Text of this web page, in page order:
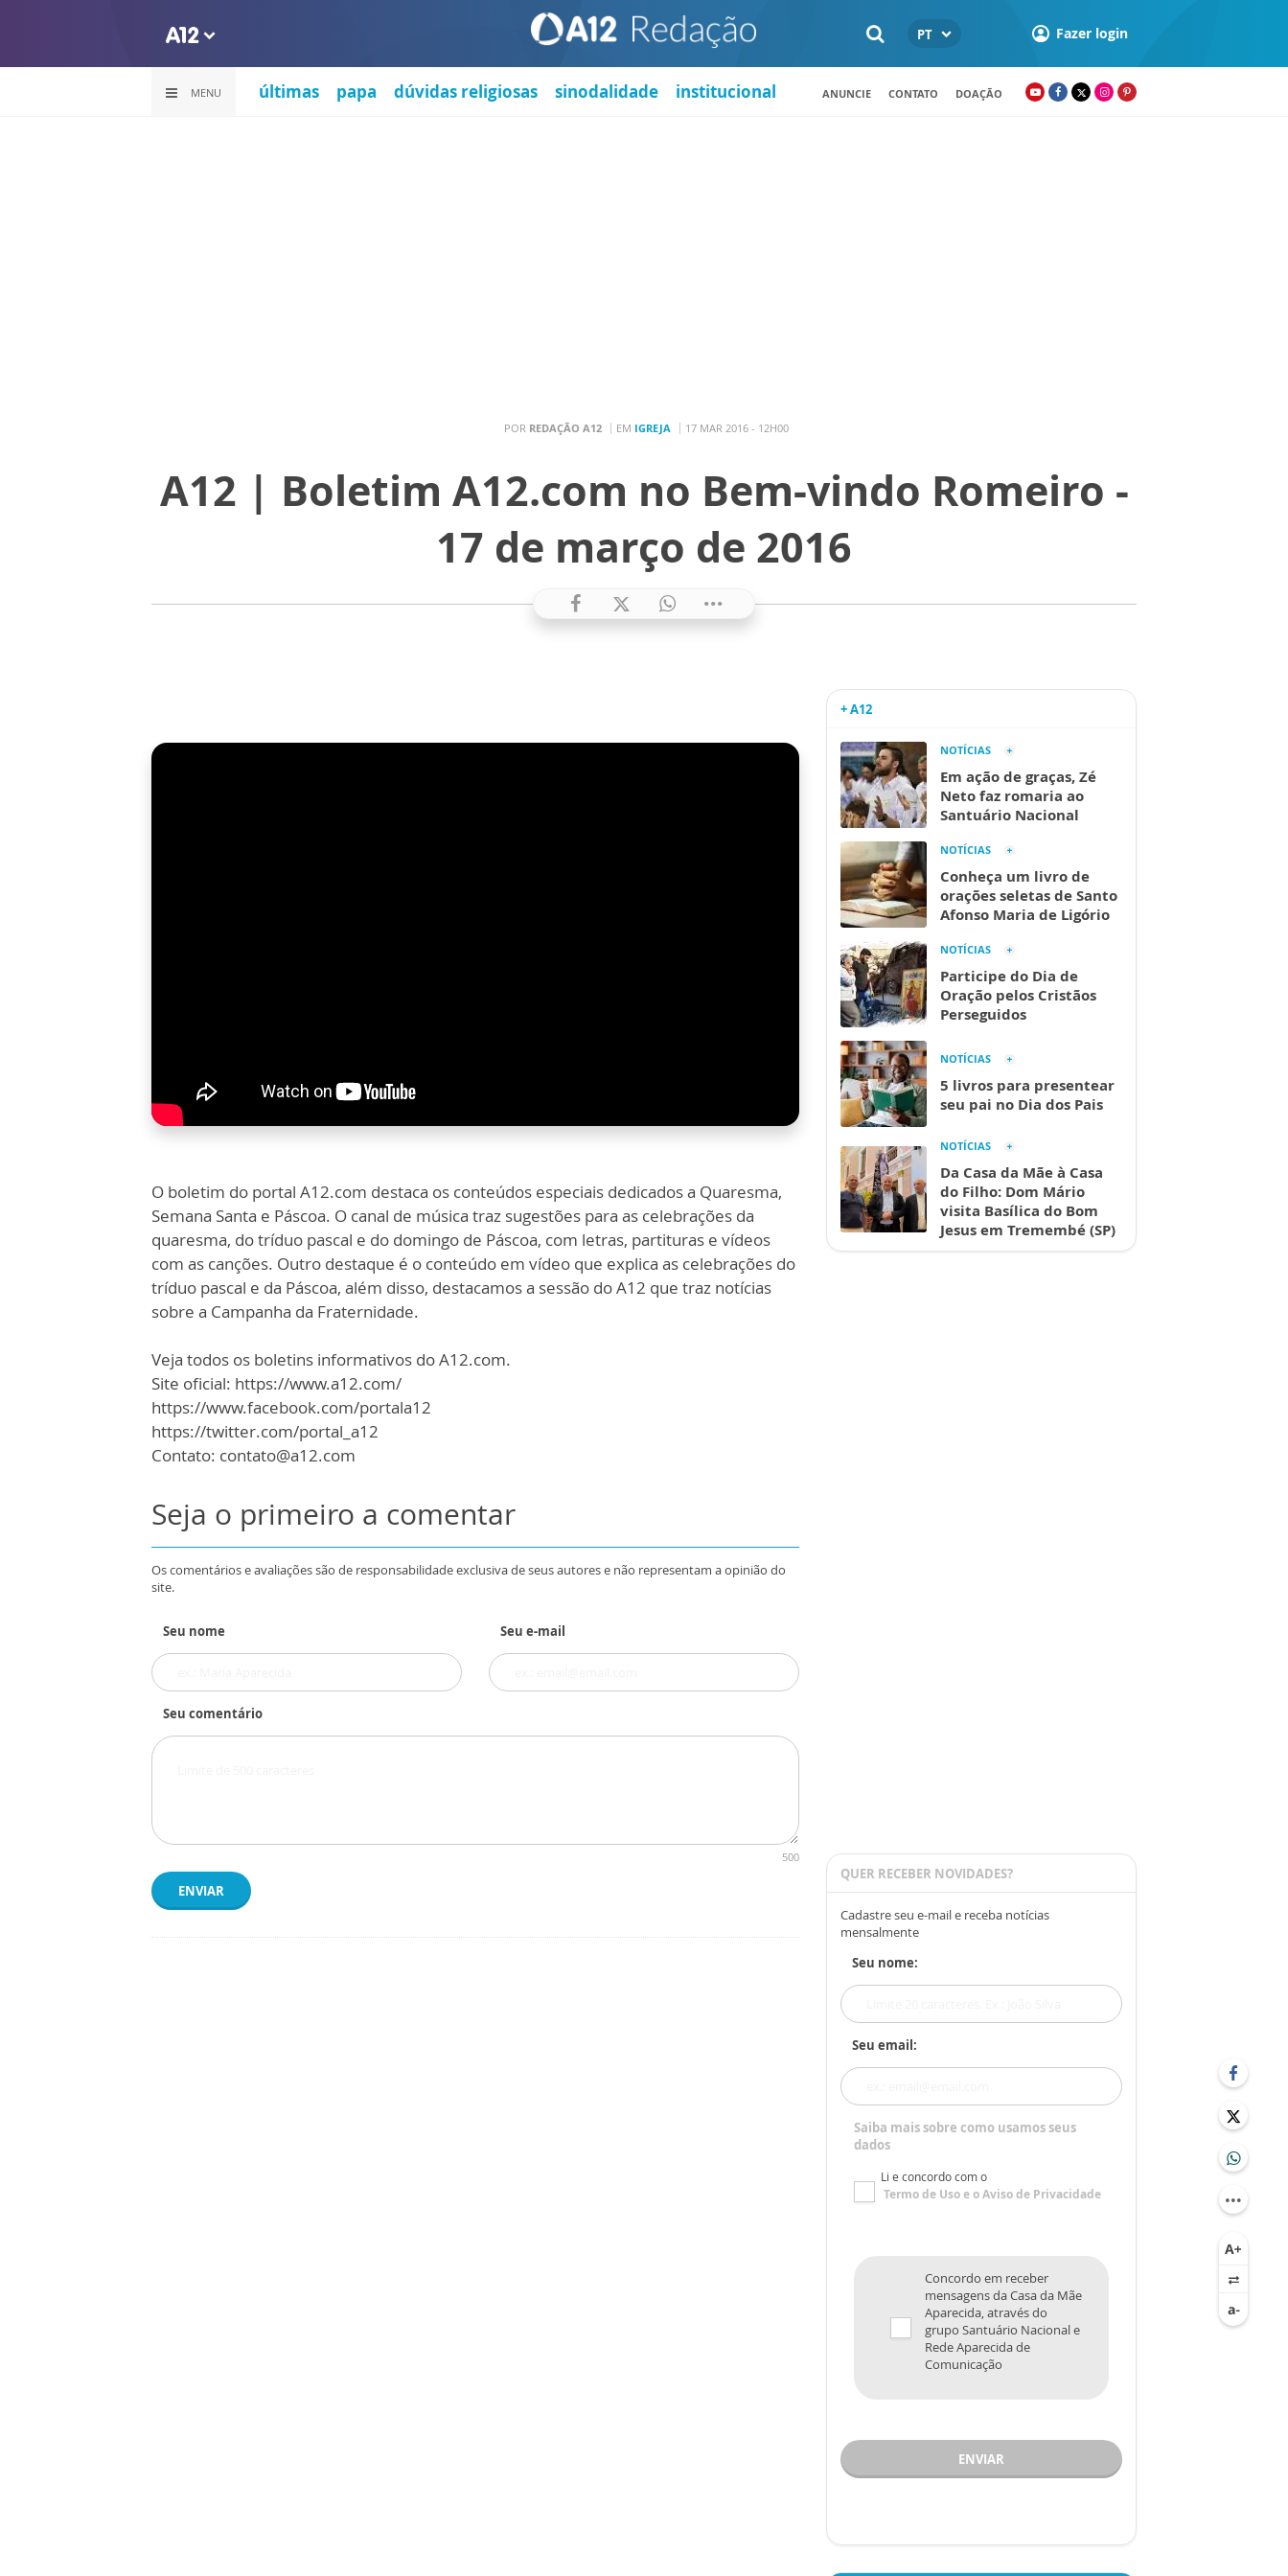
PT Fazer login
MENU últimas papa dúvidas religiosas sinodalidade institucional ANUNCIE CONTATO DOAÇÃO
POR REDAÇÃO A12 EM IGREJA 17 MAR 2016 - 12H00
A12 | Boletim A12.com no Bem-vindo Romeiro -
17 de março de 2016
O boletim do portal A12.com destaca os conteúdos especiais dedicados a Quaresma,
Semana Santa e Páscoa. O canal de música traz sugestões para as celebrações da
quaresma, do tríduo pascal e do domingo de Páscoa, com letras, partituras e vídeos
com as canções. Outro destaque é o conteúdo em vídeo que explica as celebrações do
tríduo pascal e da Páscoa, além disso, destacamos a sessão do A12 que traz notícias
sobre a Campanha da Fraternidade.
Veja todos os boletins informativos do A12.com.
Site oficial: https://www.a12.com/
https://www.facebook.com/portala12
https://twitter.com/portal_a12
Contato: contato@a12.com
Seja o primeiro a comentar
Os comentários e avaliações são de responsabilidade exclusiva de seus autores e não representam a opinião do
site.
Seu nome Seu e-mail
Seu comentário
500
ENVIAR
+ A12
NOTÍCIAS
Em ação de graças, Zé
Neto faz romaria ao
Santuário Nacional
NOTÍCIAS
Conheça um livro de
orações seletas de Santo
Afonso Maria de Ligório
NOTÍCIAS
Participe do Dia de
Oração pelos Cristãos
Perseguidos
NOTÍCIAS
5 livros para presentear
seu pai no Dia dos Pais
NOTÍCIAS
Da Casa da Mãe à Casa
do Filho: Dom Mário
visita Basílica do Bom
Jesus em Tremembé (SP)
QUER RECEBER NOVIDADES?
Cadastre seu e-mail e receba notícias
mensalmente
Seu nome:
Seu email:
Saiba mais sobre como usamos seus
dados
Li e concordo com o
Termo de Usoe oAviso de Privacidade
Concordo em receber
mensagens da Casa da Mãe
Aparecida, através do
grupo Santuário Nacional e
Rede Aparecida de
Comunicação
ENVIAR